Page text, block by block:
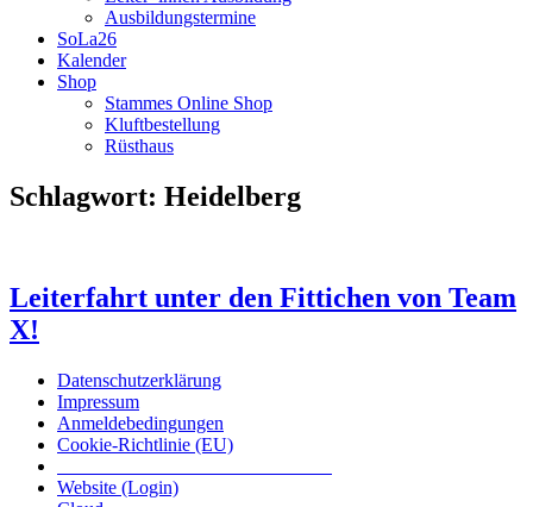
Ausbildungstermine
SoLa26
Kalender
Shop
Stammes Online Shop
Kluftbestellung
Rüsthaus
Schlagwort: Heidelberg
Leiterfahrt unter den Fittichen von Team
X!
Datenschutzerklärung
Impressum
Anmeldebedingungen
Cookie-Richtlinie (EU)
Website (Login)